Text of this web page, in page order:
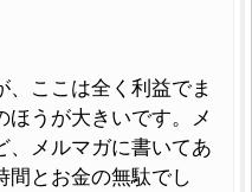
ここは全く利益でま
ほうが大きいです。メ
、メルマガに書いてあ
間とお金の無駄でし